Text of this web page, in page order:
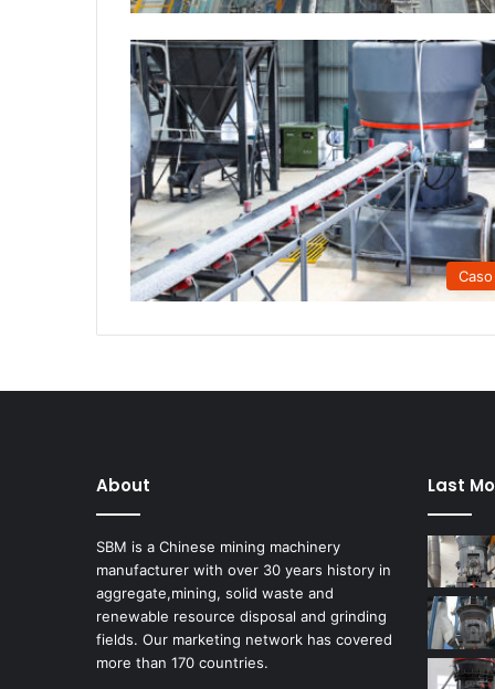
About
SBM is a Chinese mining machinery
manufacturer with over 30 years history in
aggregate,mining, solid waste and
renewable resource disposal and grinding
fields. Our marketing network has covered
more than 170 countries.
Last